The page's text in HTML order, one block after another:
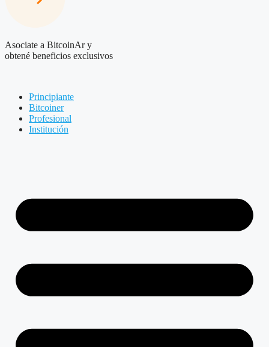
Asociate a BitcoinAr y
obtené beneficios exclusivos
Principiante
Bitcoiner
Profesional
Institución